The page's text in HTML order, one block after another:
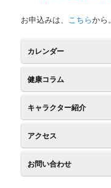
お申込みは、 こちらから。
カレンダー
健康コラム
キャラクター紹介
アクセス
お問い合わせ